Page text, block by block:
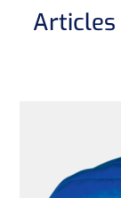
Articles